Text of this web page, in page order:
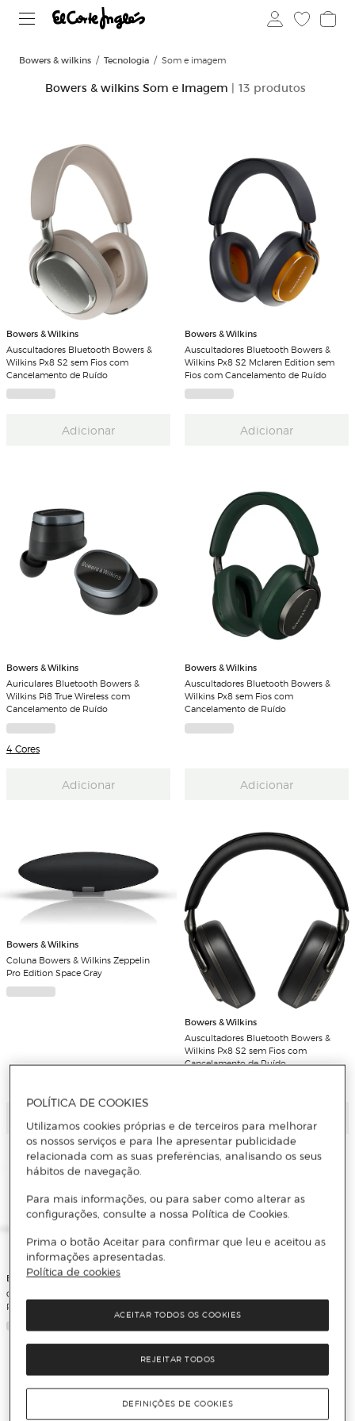
Bowers & wilkins Tecnologia Som e imagem
Bowers & wilkins Som e Imagem | 13 produtos
Bowers & Wilkins
Auscultadores Bluetooth Bowers &
Wilkins Px8 S2 sem Fios com
Cancelamento de Ruído
Adicionar
Bowers & Wilkins
Auscultadores Bluetooth Bowers &
Wilkins Px8 S2 Mclaren Edition sem
Fios com Cancelamento de Ruído
Adicionar
Bowers & Wilkins
Auriculares Bluetooth Bowers &
Wilkins Pi8 True Wireless com
Cancelamento de Ruído
4 Cores
Adicionar
Bowers & Wilkins
Auscultadores Bluetooth Bowers &
Wilkins Px8 sem Fios com
Cancelamento de Ruído
Adicionar
Bowers & Wilkins
Coluna Bowers & Wilkins Zeppelin
Pro Edition Space Gray
Adicionar
Bowers & Wilkins
Auscultadores Bluetooth Bowers &
Wilkins Px8 S2 sem Fios com
Cancelamento de Ruído
Adicionar
Bowers & Wilkins
Coluna Bowers & Wilkins Zeppelin
Pro Edition Solar Gold
Bowers & Wilkins
POLÍTICA DE COOKIES
Utilizamos cookies próprias e de terceiros para melhorar
os nossos serviços e para lhe apresentar publicidade
relacionada com as suas preferências, analisando os seus
hábitos de navegação.
Para mais informações, ou para saber como alterar as
configurações, consulte a nossa Política de Cookies.
Prima o botão Aceitar para confirmar que leu e aceitou as
informações apresentadas.
Política de cookies
REJEITAR TODOS
ACEITAR TODOS OS COOKIES
DEFINIÇÕES DE COOKIES